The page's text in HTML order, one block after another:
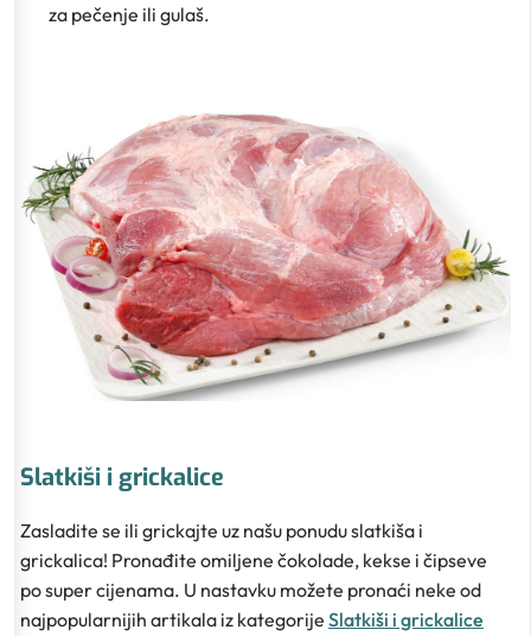
za pečenje ili gulaš.
Slatkiši i grickalice
Zasladite se ili grickajte uz našu ponudu slatkiša i
grickalica! Pronađite omiljene čokolade, kekse i čipseve
po super cijenama. U nastavku možete pronaći neke od
najpopularnijih artikala iz kategorije Slatkiši i grickalice